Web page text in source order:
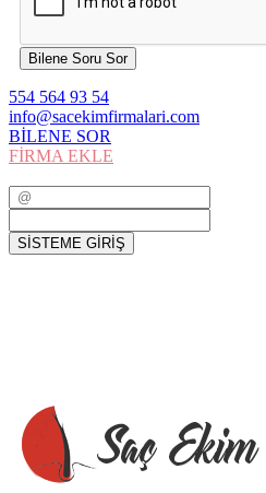
Bilene Soru Sor
554 564 93 54
info@sacekimfirmalari.com
BİLENE SOR
FİRMA EKLE
SİSTEME GİRİŞ